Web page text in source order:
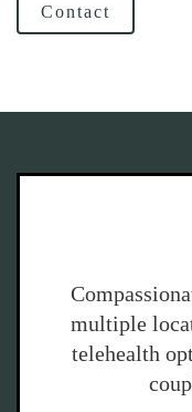
Contact
multiple
telehealth